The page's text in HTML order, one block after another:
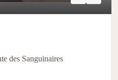
des Sanguinaires